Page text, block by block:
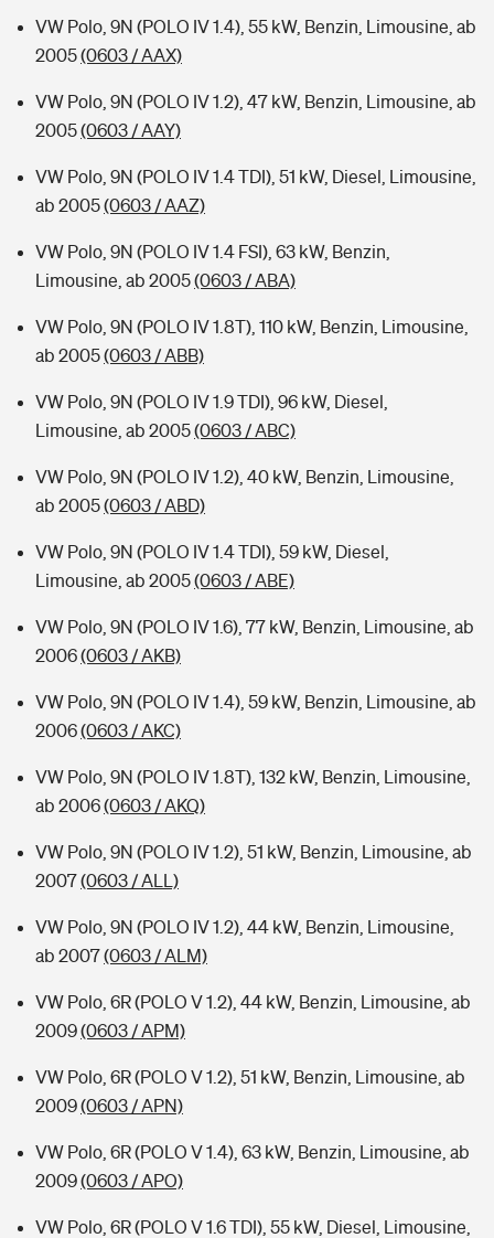
VW Polo, 9N (POLO IV 1.4), 55 kW, Benzin, Limousine, ab
2005(0603 / AAX)
VW Polo, 9N (POLO IV 1.2), 47 kW, Benzin, Limousine, ab
2005(0603 / AAY)
VW Polo, 9N (POLO IV 1.4 TDI), 51 kW, Diesel, Limousine,
ab 2005(0603 / AAZ)
VW Polo, 9N (POLO IV 1.4 FSI), 63 kW, Benzin,
Limousine, ab 2005(0603 / ABA)
VW Polo, 9N (POLO IV 1.8T), 110 kW, Benzin, Limousine,
ab 2005(0603 / ABB)
VW Polo, 9N (POLO IV 1.9 TDI), 96 kW, Diesel,
Limousine, ab 2005(0603 / ABC)
VW Polo, 9N (POLO IV 1.2), 40 kW, Benzin, Limousine,
ab 2005(0603 / ABD)
VW Polo, 9N (POLO IV 1.4 TDI), 59 kW, Diesel,
Limousine, ab 2005(0603 / ABE)
VW Polo, 9N (POLO IV 1.6), 77 kW, Benzin, Limousine, ab
2006(0603 / AKB)
VW Polo, 9N (POLO IV 1.4), 59 kW, Benzin, Limousine, ab
2006(0603 / AKC)
VW Polo, 9N (POLO IV 1.8T), 132 kW, Benzin, Limousine,
ab 2006(0603 / AKQ)
VW Polo, 9N (POLO IV 1.2), 51 kW, Benzin, Limousine, ab
2007(0603 / ALL)
VW Polo, 9N (POLO IV 1.2), 44 kW, Benzin, Limousine,
ab 2007(0603 / ALM)
VW Polo, 6R (POLO V 1.2), 44 kW, Benzin, Limousine, ab
2009(0603 / APM)
VW Polo, 6R (POLO V 1.2), 51 kW, Benzin, Limousine, ab
2009(0603 / APN)
VW Polo, 6R (POLO V 1.4), 63 kW, Benzin, Limousine, ab
2009(0603 / APO)
VW Polo, 6R (POLO V 1.6 TDI), 55 kW, Diesel, Limousine,